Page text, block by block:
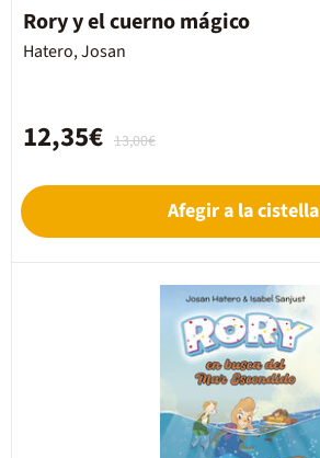
Rory y el cuerno mágico
Hatero, Josan
13,00€
12,35€
Afegir a la cistella